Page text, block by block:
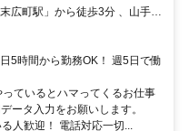
広町駅」から徒歩3分 、山手線
5時間から勤務OK！ 週5日で働
ているとハマってくるお仕事
ータ入力をお願いします。
人歓迎！ 電話対応一切...